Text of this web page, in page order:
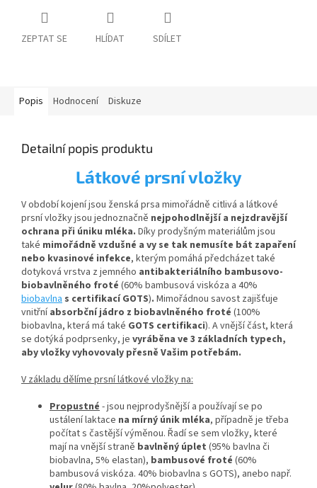
ZEPTAT SE HLÍDAT SDÍLET
Popis Hodnocení Diskuze
Detailní popis produktu
Látkové prsní vložky
V období kojení jsou ženská prsa mimořádně citlivá a látkové
prsní vložky jsou jednoznačně nejpohodlnější a nejzdravější
ochrana při úniku mléka. Díky prodyšným materiálům jsou
také mimořádně vzdušné a vy se tak nemusíte bát zapaření
nebo kvasinové infekce, kterým pomáhá předcházet také
dotyková vrstva z jemného antibakteriálního bambusovo-
biobavlněného froté (60% bambusová viskóza a 40%
biobavlna s certifikací GOTS). Mimořádnou savost zajišťuje
vnitřníabsorbční jádro z biobavlněného froté (100%
biobavlna, která má také GOTS certifikaci). A vnějšíčást, která
se dotýká podprsenky, je vyráběna ve 3 základních typech,
aby vložky vyhovovaly přesně Vašim potřebám.
V základu dělíme prsní látkové vložky na:
Propustné - jsou nejprodyšnější a používají se po
ustálení laktace na mírný únik mléka, případně je třeba
počítat s častější výměnou. Řadí se sem vložky, které
mají na vnější straně bavlněný úplet (95% bavlna či
biobavlna, 5% elastan), bambusové froté (60%
bambusová viskóza. 40% biobavlna s GOTS), anebo např.